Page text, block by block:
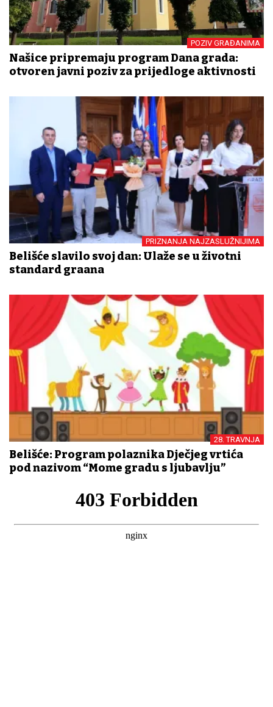
POZIV GRAĐANIMA
Našice pripremaju program Dana grada:
otvoren javni poziv za prijedloge aktivnosti
PRIZNANJA NAJZASLUŽNIJIMA
Belišće slavilo svoj dan: Ulaže se u životni
standard građana
28. TRAVNJA
Belišće: Program polaznika Dječjeg vrtića
pod nazivom “Mome gradu s ljubavlju”